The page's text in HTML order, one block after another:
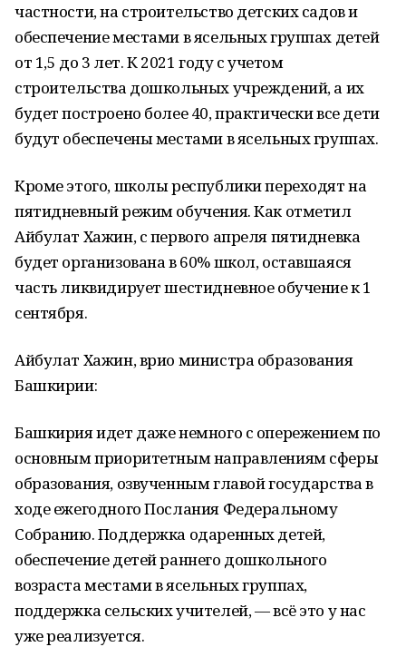
частности, на строительство детских садов и
обеспечение местами в ясельных группах детей
от 1,5 до 3 лет. К 2021 году с учетом
строительства дошкольных учреждений, а их
будет построено более 40, практически все дети
будут обеспечены местами в ясельных группах.
Кроме этого, школы республики переходят на
пятидневный режим обучения. Как отметил
Айбулат Хажин, с первого апреля пятидневка
будет организована в 60% школ, оставшаяся
часть ликвидирует шестидневное обучение к 1
сентября.
Айбулат Хажин, врио министра образования
Башкирии:
Башкирия идет даже немного с опережением по
основным приоритетным направлениям сферы
образования, озвученным главой государства в
ходе ежегодного Послания Федеральному
Собранию. Поддержка одаренных детей,
обеспечение детей раннего дошкольного
возраста местами в ясельных группах,
поддержка сельских учителей, — всё это у нас
уже реализуется.